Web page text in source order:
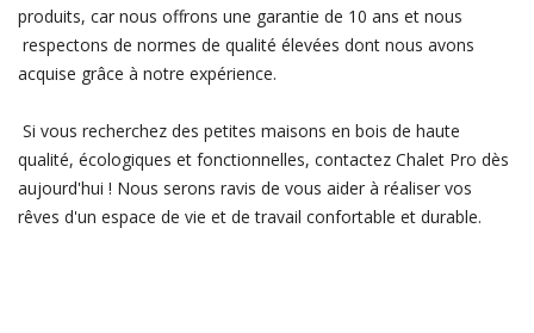
produits, car nous offrons une garantie de 10 ans et nous
respectons de normes de qualité élevées dont nous avons
acquise grâce à notre expérience.
Si vous recherchez des petites maisons en bois de haute
qualité, écologiques et fonctionnelles, contactez Chalet Pro dès
aujourd'hui ! Nous serons ravis de vous aider à réaliser vos
rêves d'un espace de vie et de travail confortable et durable.